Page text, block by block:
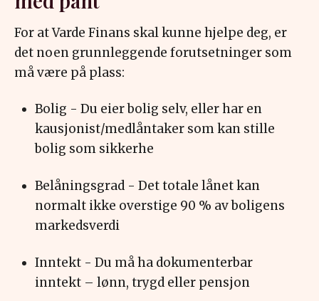
For at Varde Finans skal kunne hjelpe deg, er
det noen grunnleggende forutsetninger som
må være på plass:
Bolig - Du eier bolig selv, eller har en
kausjonist/medlåntaker som kan stille
bolig som sikkerhe
Belåningsgrad - Det totale lånet kan
normalt ikke overstige 90 % av boligens
markedsverdi
Inntekt - Du må ha dokumenterbar
inntekt – lønn, trygd eller pensjon